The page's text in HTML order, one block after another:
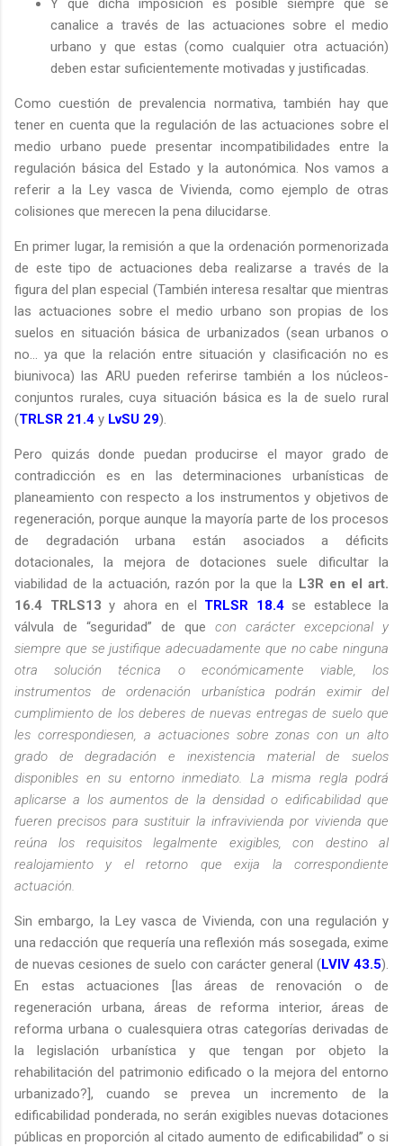
canalice a través de las actuaciones sobre el medio
urbano y que estas (como cualquier otra actuación)
deben estar suficientemente motivadas y justificadas.
Como cuestión de prevalencia normativa, también hay que
tener en cuenta que la regulación de las actuaciones sobre el
medio urbano puede presentar incompatibilidades entre la
regulación básica del Estado y la autonómica. Nos vamos a
referir a la Ley vasca de Vivienda, como ejemplo de otras
colisiones que merecen la pena dilucidarse.
En primer lugar, la remisión a que la ordenación pormenorizada
de este tipo de actuaciones deba realizarse a través de la
figura del plan especial (También interesa resaltar que mientras
las actuaciones sobre el medio urbano son propias de los
suelos en situación básica de urbanizados (sean urbanos o
no… ya que la relación entre situación y clasificación no es
biunivoca) las ARU pueden referirse también a los núcleos-
conjuntos rurales, cuya situación básica es la de suelo rural
(TRLSR 21.4 y LvSU 29).
Pero quizás donde puedan producirse el mayor grado de
contradicción es en las determinaciones urbanísticas de
planeamiento con respecto a los instrumentos y objetivos de
regeneración, porque aunque la mayoría parte de los procesos
de degradación urbana están asociados a déficits
dotacionales, la mejora de dotaciones suele dificultar la
viabilidad de la actuación, razón por la que la L3R en el art.
16.4 TRLS13 y ahora en el TRLSR 18.4 se establece la
válvula de “seguridad” de que con carácter excepcional y
siempre que se justifique adecuadamente que no cabe ninguna
otra solución técnica o económicamente viable, los
instrumentos de ordenación urbanística podrán eximir del
cumplimiento de los deberes de nuevas entregas de suelo que
les correspondiesen, a actuaciones sobre zonas con un alto
grado de degradación e inexistencia material de suelos
disponibles en su entorno inmediato. La misma regla podrá
aplicarse a los aumentos de la densidad o edificabilidad que
fueren precisos para sustituir la infravivienda por vivienda que
reúna los requisitos legalmente exigibles, con destino al
realojamiento y el retorno que exija la correspondiente
actuación.
Sin embargo, la Ley vasca de Vivienda, con una regulación y
una redacción que requería una reflexión más sosegada, exime
de nuevas cesiones de suelo con carácter general (LVIV 43.5).
En estas actuaciones [las áreas de renovación o de
regeneración urbana, áreas de reforma interior, áreas de
reforma urbana o cualesquiera otras categorías derivadas de
la legislación urbanística y que tengan por objeto la
rehabilitación del patrimonio edificado o la mejora del entorno
urbanizado?], cuando se prevea un incremento de la
edificabilidad ponderada, no serán exigibles nuevas dotaciones
públicas en proporción al citado aumento de edificabilidad” o si